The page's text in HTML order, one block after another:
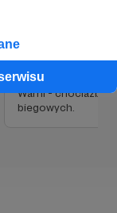
momencie są w
marzeń.
To także więcej
Wami - chociażby
biegowych.